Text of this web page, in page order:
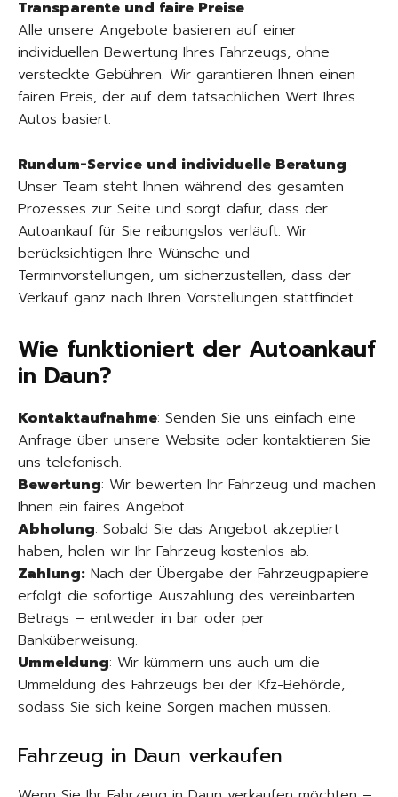
Transparente und faire Preise
Alle unsere Angebote basieren auf einer
individuellen Bewertung Ihres Fahrzeugs, ohne
versteckte Gebühren. Wir garantieren Ihnen einen
fairen Preis, der auf dem tatsächlichen Wert Ihres
Autos basiert.
Rundum-Service und individuelle Beratung
Unser Team steht Ihnen während des gesamten
Prozesses zur Seite und sorgt dafür, dass der
Autoankauf für Sie reibungslos verläuft. Wir
berücksichtigen Ihre Wünsche und
Terminvorstellungen, um sicherzustellen, dass der
Verkauf ganz nach Ihren Vorstellungen stattfindet.
Wie funktioniert der Autoankauf
in Daun?
Kontaktaufnahme: Senden Sie uns einfach eine
Anfrage über unsere Website oder kontaktieren Sie
uns telefonisch.
Bewertung: Wir bewerten Ihr Fahrzeug und machen
Ihnen ein faires Angebot.
Abholung: Sobald Sie das Angebot akzeptiert
haben, holen wir Ihr Fahrzeug kostenlos ab.
Zahlung: Nach der Übergabe der Fahrzeugpapiere
erfolgt die sofortige Auszahlung des vereinbarten
Betrags – entweder in bar oder per
Banküberweisung.
Ummeldung: Wir kümmern uns auch um die
Ummeldung des Fahrzeugs bei der Kfz-Behörde,
sodass Sie sich keine Sorgen machen müssen.
Fahrzeug in Daun verkaufen